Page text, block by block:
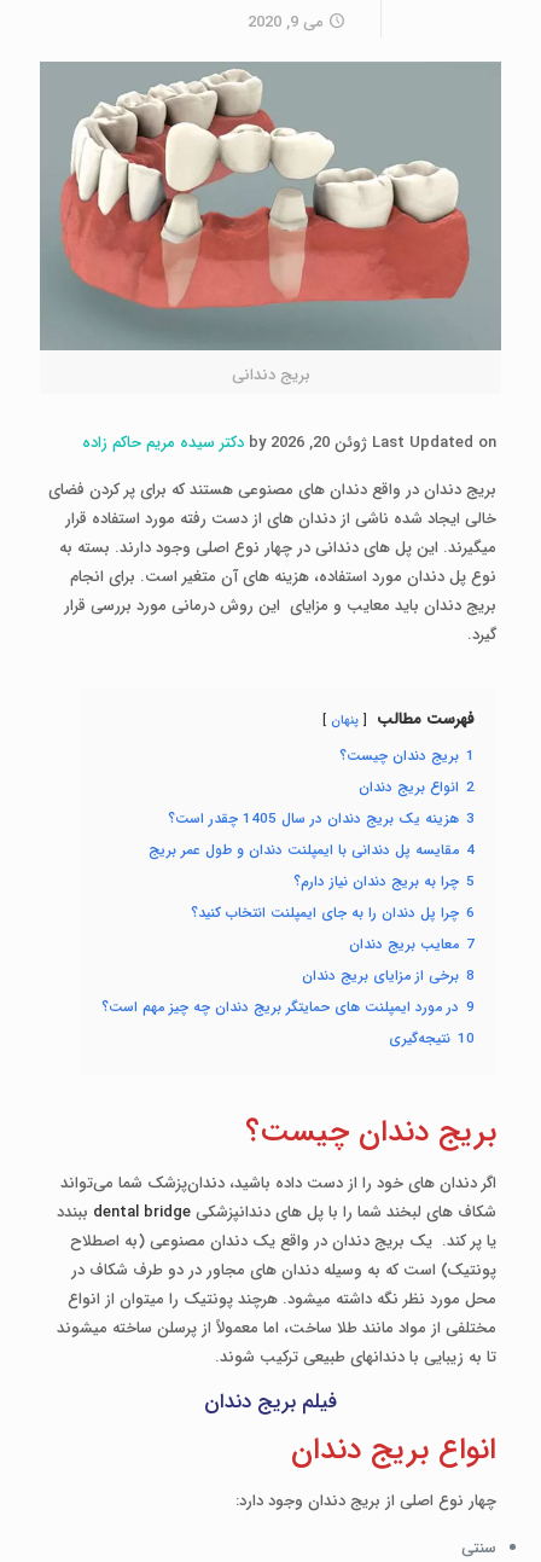
می 9, 2020
بریج دندانی
Last Updated on ژوئن 20, 2026 by
دکتر سیده مریم حاکم زاده
بریج دندان در واقع دندان­ های مصنوعی هستند که برای پر کردن فضای
خالی ایجاد شده ناشی از دندان­ های از دست رفته مورد استفاده قرار
می­گیرند. این پل­ های دندانی در چهار نوع اصلی وجود دارند. بسته به
نوع پل دندان مورد استفاده، هزینه ­های آن متغیر است. برای انجام
بریج دندان باید معایب و مزایای این روش درمانی مورد بررسی قرار
گیرد.
فهرست مطالب پنهان
1 بریج دندان چیست؟
2 انواع بریج دندان
3 هزینه یک بریج دندان در سال 1405 چقدر است؟
4 مقایسه پل دندانی با ایمپلنت دندان و طول عمر بریج
5 چرا به بریج دندان نیاز دارم؟
6 چرا پل دندان‌ را به جای ایمپلنت انتخاب کنید؟
7 معایب بریج دندان
8 برخی از مزایای بریج دندان
9 در مورد ایمپلنت­ های حمایتگر بریج دندان چه چیز مهم است؟
10 نتیجه‌گیری
بریج دندان چیست؟
اگر دندان­ های خود را از دست داده باشید، دندان‌پزشک شما می‌تواند
شکاف­ های لبخند شما را با پل­ های دندانپزشکیdental bridge ببندد
یا پر کند. یک بریج دندان در واقع یک دندان مصنوعی (به اصطلاح
پونتیک) است که به وسیله دندان ­های مجاور در دو طرف شکاف در
محل مورد نظر نگه داشته می­شود. هرچند پونتیک را می­توان از انواع
مختلفی از مواد مانند طلا ساخت، اما معمولاً از پرسلن ساخته می­شوند
تا به زیبایی با دندان­های طبیعی ترکیب شوند.
فیلم بریج دندان
انواع بریج دندان
چهار نوع اصلی از بریج دندان وجود دارد:
سنتی